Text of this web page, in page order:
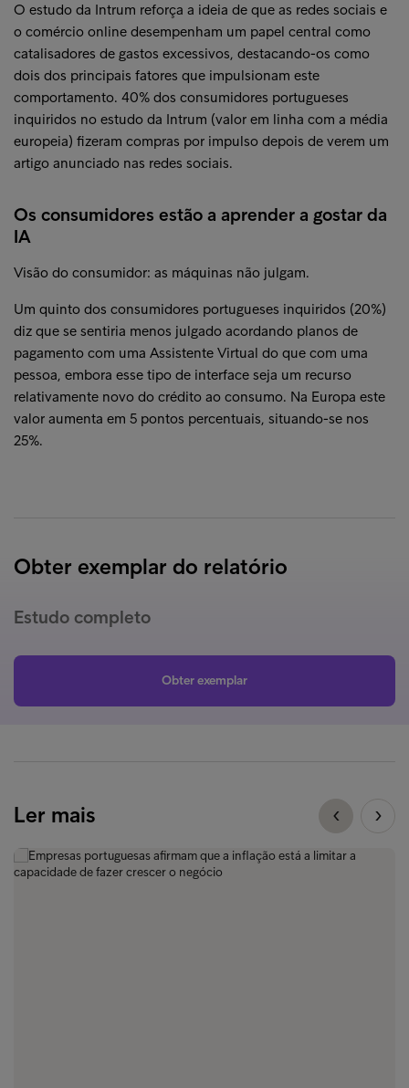
O estudo da Intrum reforça a ideia de que as redes sociais e
o comércio online desempenham um papel central como
catalisadores de gastos excessivos, destacando-os como
dois dos principais fatores que impulsionam este
comportamento. 40% dos consumidores portugueses
inquiridos no estudo da Intrum (valor em linha com a média
europeia) fizeram compras por impulso depois de verem um
artigo anunciado nas redes sociais.
Os consumidores estão a aprender a gostar da
IA
Visão do consumidor: as máquinas não julgam.
Um quinto dos consumidores portugueses inquiridos (20%)
diz que se sentiria menos julgado acordando planos de
pagamento com uma Assistente Virtual do que com uma
pessoa, embora esse tipo de interface seja um recurso
relativamente novo do crédito ao consumo. Na Europa este
valor aumenta em 5 pontos percentuais, situando-se nos
25%.
Obter exemplar do relatório
Estudo completo
Obter exemplar
Ler mais